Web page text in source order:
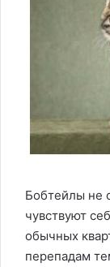
Бобтейлы не
чувствуют
обычных
перепадам